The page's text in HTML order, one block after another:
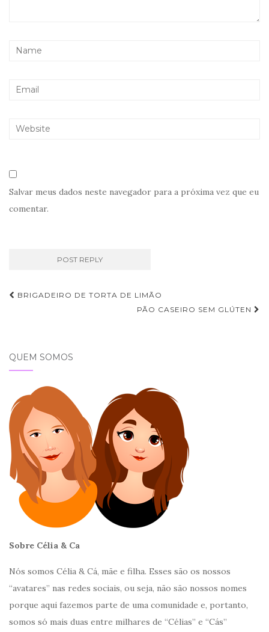
Salvar meus dados neste navegador para a próxima vez que eu
comentar.
Navegação
BRIGADEIRO DE TORTA DE LIMÃO
PÃO CASEIRO SEM GLÚTEN
QUEM SOMOS
Sobre Célia & Ca
Nós somos Célia & Cá, mãe e filha. Esses são os nossos
“avatares” nas redes sociais, ou seja, não são nossos nomes
porque aqui fazemos parte de uma comunidade e, portanto,
somos só mais duas entre milhares de “Célias” e “Cás”